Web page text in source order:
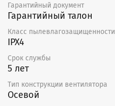
Гарантийный документ
Гарантийный талон
Класс пылевлагозащищенности
IPX4
Срок службы
5 лет
Тип конструкции вентилятора
Осевой